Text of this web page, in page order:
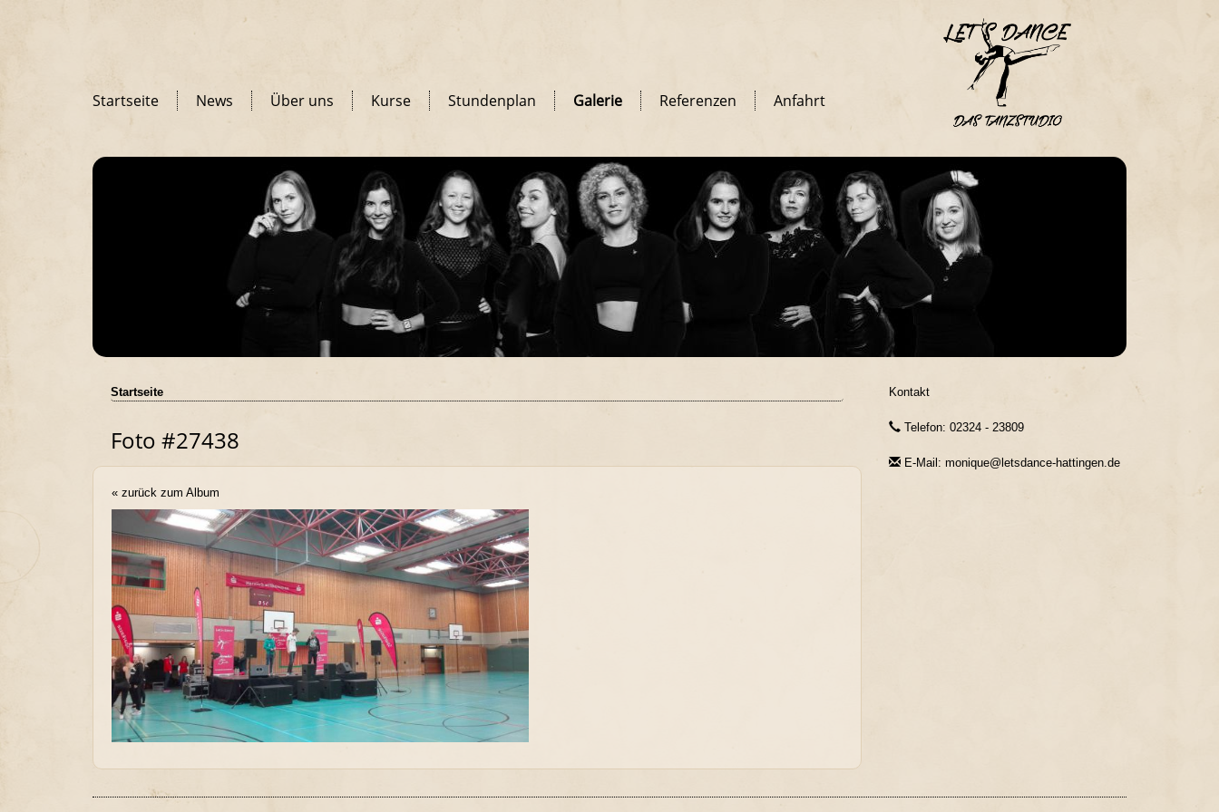
Startseite News Über uns Kurse Stundenplan Galerie Referenzen Anfahrt
Startseite
Foto #27438
« zurück zum Album
Kontakt
Telefon: 02324 - 23809
E-Mail: monique@letsdance-hattingen.de